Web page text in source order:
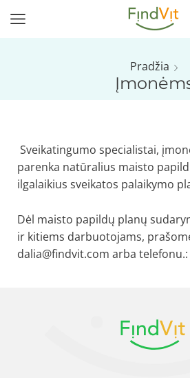
Pradžia
Sveikatingumo specialistai,
parenka natūralius maisto
ilgalaikius sveikatos palaikymo
Dėl maisto papildų planų
ir kitiems darbuotojams,
dalia@findvit.com arba telefonu.: